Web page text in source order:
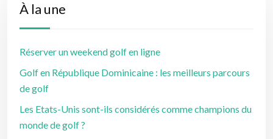
À la une
Réserver un weekend golf en ligne
Golf en République Dominicaine : les meilleurs parcours
de golf
Les Etats-Unis sont-ils considérés comme champions du
monde de golf ?